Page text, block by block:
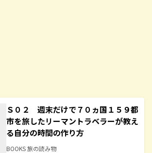
Ｓ０２ 週末だけで７０ヵ国１５９都
市を旅したリーマントラベラーが教え
る自分の時間の作り方
BOOKS 旅の読み物